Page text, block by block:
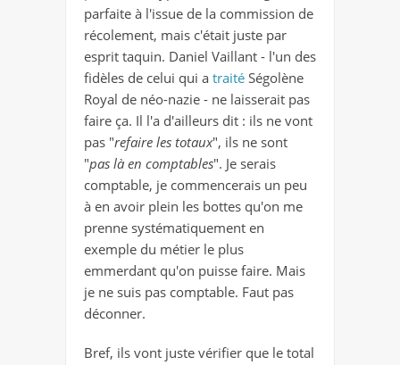
parfaite à l'issue de la commission de
récolement, mais c'était juste par
esprit taquin. Daniel Vaillant - l'un des
fidèles de celui qui a traité Ségolène
Royal de néo-nazie - ne laisserait pas
faire ça. Il l'a d'ailleurs dit : ils ne vont
pas "refaire les totaux", ils ne sont
"pas là en comptables". Je serais
comptable, je commencerais un peu
à en avoir plein les bottes qu'on me
prenne systématiquement en
exemple du métier le plus
emmerdant qu'on puisse faire. Mais
je ne suis pas comptable. Faut pas
déconner.
Bref, ils vont juste vérifier que le total